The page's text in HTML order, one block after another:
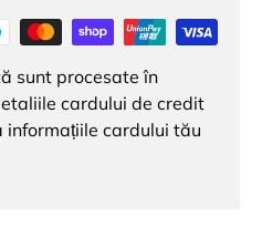
sunt procesate în
cardului de credit
informațiile cardului tău